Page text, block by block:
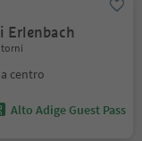
Erlenbach
centro
Alto Adige Guest Pass